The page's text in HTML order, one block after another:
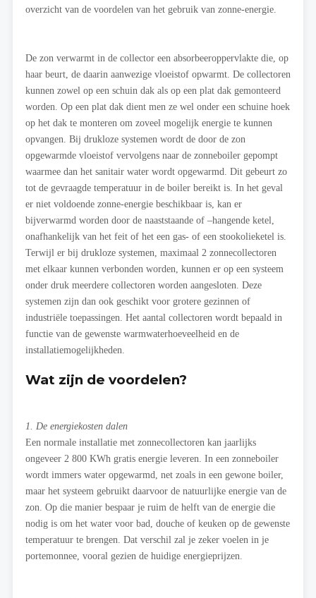
overzicht van de voordelen van het gebruik van zonne-energie.
De zon verwarmt in de collector een absorbeeroppervlakte die, op
haar beurt, de daarin aanwezige vloeistof opwarmt. De collectoren
kunnen zowel op een schuin dak als op een plat dak gemonteerd
worden. Op een plat dak dient men ze wel onder een schuine hoek
op het dak te monteren om zoveel mogelijk energie te kunnen
opvangen. Bij drukloze systemen wordt de door de zon
opgewarmde vloeistof vervolgens naar de zonneboiler gepompt
waarmee dan het sanitair water wordt opgewarmd. Dit gebeurt zo
tot de gevraagde temperatuur in de boiler bereikt is. In het geval
er niet voldoende zonne-energie beschikbaar is, kan er
bijverwarmd worden door de naaststaande of –hangende ketel,
onafhankelijk van het feit of het een gas- of een stookolieketel is.
Terwijl er bij drukloze systemen, maximaal 2 zonnecollectoren
met elkaar kunnen verbonden worden, kunnen er op een systeem
onder druk meerdere collectoren worden aangesloten. Deze
systemen zijn dan ook geschikt voor grotere gezinnen of
industriële toepassingen. Het aantal collectoren wordt bepaald in
functie van de gewenste warmwaterhoeveelheid en de
installatiemogelijkheden.
Wat zijn de voordelen?
1. De energiekosten dalen
Een normale installatie met zonnecollectoren kan jaarlijks
ongeveer 2 800 KWh gratis energie leveren. In een zonneboiler
wordt immers water opgewarmd, net zoals in een gewone boiler,
maar het systeem gebruikt daarvoor de natuurlijke energie van de
zon. Op die manier bespaar je ruim de helft van de energie die
nodig is om het water voor bad, douche of keuken op de gewenste
temperatuur te brengen. Dat verschil zal je zeker voelen in je
portemonnee, vooral gezien de huidige energieprijzen.